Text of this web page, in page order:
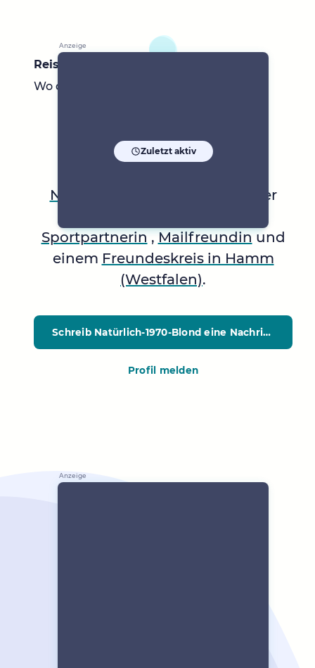
Reiseziele
Wo die Sonne scheint :-))
Zuletzt aktiv
Natürlich-1970-Blond
ist auf der
Sportpartnerin,Mailfreundinund
einem Freundeskreis in Hamm
(Westfalen).
Schreib Natürlich-1970-Blond eine Nachricht
Profil melden